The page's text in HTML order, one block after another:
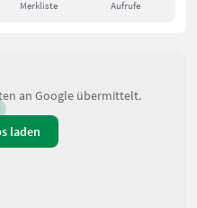
Merkliste Aufrufe
an Google übermittelt.
laden